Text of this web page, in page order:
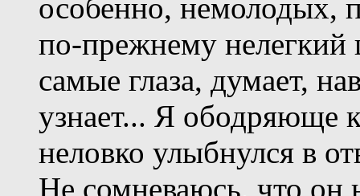
особенно, немолодых,
по-прежнему нелегкий
самые глаза, думает,
узнает... Я ободряюще
неловко улыбнулся в
Не сомневаюсь, что он